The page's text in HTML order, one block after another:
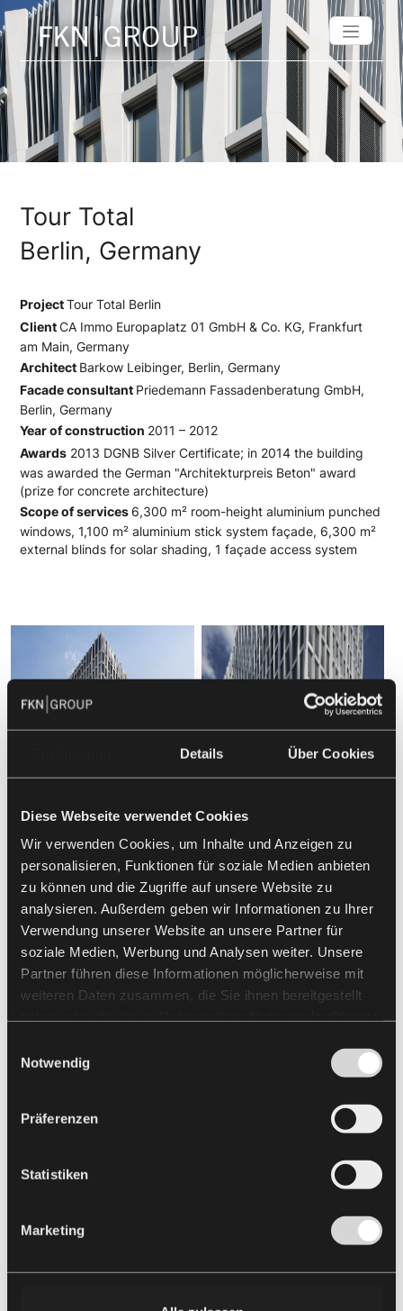
Details Über Cookies
Diese Webseite verwendet Cookies
Wir verwenden Cookies, um Inhalte und Anzeigen zu
personalisieren, Funktionen für soziale Medien anbieten
zu können und die Zugriffe auf unsere Website zu
analysieren. Außerdem geben wir Informationen zu Ihrer
Verwendung unserer Website an unsere Partner für
soziale Medien, Werbung und Analysen weiter. Unsere
Partner führen diese Informationen möglicherweise mit
weiteren Daten zusammen, die Sie ihnen bereitgestellt
Notwendig
Präferenzen
Statistiken
Marketing
Tour Total
Berlin, Germany
ProjectTour Total Berlin
ClientCA Immo Europaplatz 01 GmbH & Co. KG, Frankfurt
am Main, Germany
Architect Barkow Leibinger, Berlin, Germany
Facade consultant Priedemann Fassadenberatung GmbH,
Berlin, Germany
Year of construction 2011 – 2012
Awards 2013 DGNB Silver Certificate; in 2014 the building
was awarded the German "Architekturpreis Beton" award
(prize for concrete architecture)
Scope of services 6,300 m² room-height aluminium punched
windows, 1,100 m² aluminium stick system façade, 6,300 m²
external blinds for solar shading, 1 façade access system